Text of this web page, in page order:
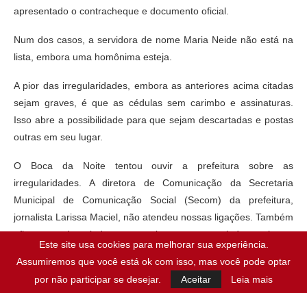
apresentado o contracheque e documento oficial.
Num dos casos, a servidora de nome Maria Neide não está na
lista, embora uma homônima esteja.
A pior das irregularidades, embora as anteriores acima citadas
sejam graves, é que as cédulas sem carimbo e assinaturas.
Isso abre a possibilidade para que sejam descartadas e postas
outras em seu lugar.
O Boca da Noite tentou ouvir a prefeitura sobre as
irregularidades. A diretora de Comunicação da Secretaria
Municipal de Comunicação Social (Secom) da prefeitura,
jornalista Larissa Maciel, não atendeu nossas ligações. Também
não respondeu ainda aos questionamentos enviados a ela por
meio de mensagens em aplicativo de celular.
Este site usa cookies para melhorar sua experiência.
Assumiremos que você está ok com isso, mas você pode optar
por não participar se desejar.
Aceitar Leia mais